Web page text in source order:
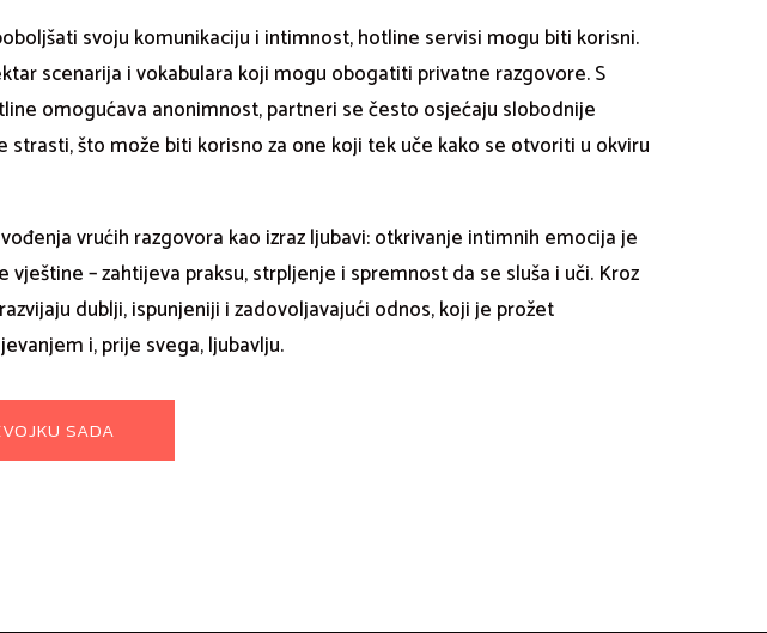
svoju komunikaciju i intimnost, hotline servisi mogu biti korisni.
scenarija i vokabulara koji mogu obogatiti privatne razgovore. S
omogućava anonimnost, partneri se često osjećaju slobodnije
strasti, što može biti korisno za one koji tek uče kako se otvoriti u okviru
vrućih razgovora kao izraz ljubavi: otkrivanje intimnih emocija je
– zahtijeva praksu, strpljenje i spremnost da se sluša i uči. Kroz
dublji, ispunjeniji i zadovoljavajući odnos, koji je prožet
i, prije svega, ljubavlju.
SADA